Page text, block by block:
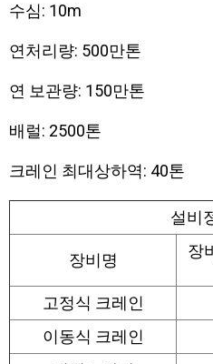
수심: 10m
연처리량: 500만톤
연 보관량: 150만톤
배럴: 2500톤
크레인 최대상하역: 40톤
설비
장비명
장
고정식 크레인
이동식 크레인